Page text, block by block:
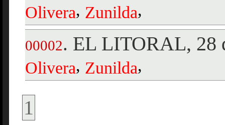
Olivera, Zunilda,
00002. EL LITORAL, 28
Olivera, Zunilda,
1